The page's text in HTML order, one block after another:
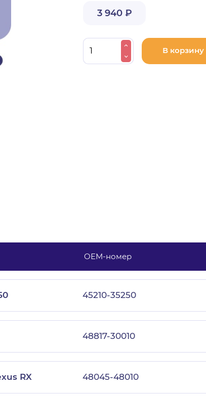
3 940 ₽
В корзину
OEM-номер
45210-35250
48817-30010
RX 48045-48010